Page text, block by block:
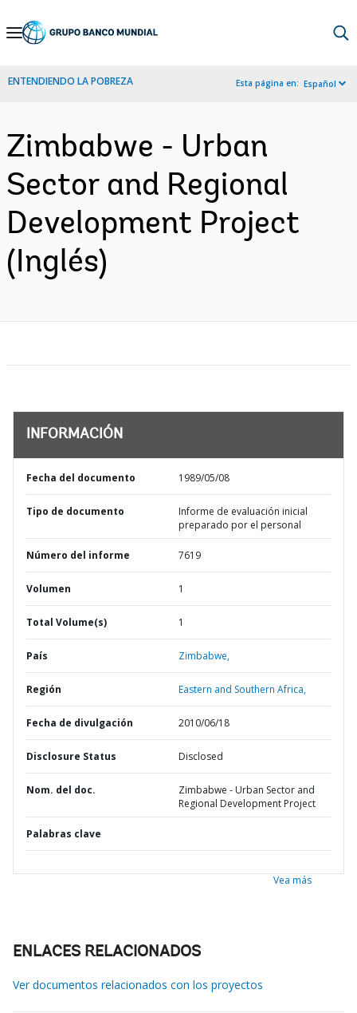
Skip
Navigation
ENTENDIENDO LA POBREZA Esta página en: Español
Zimbabwe - Urban
Sector and Regional
Development Project
(Inglés)
INFORMACIÓN
Fecha del documento 1989/05/08
Tipo de documento
Informe de evaluación inicial
preparado por el personal
Número del informe 7619
Volumen 1
Total Volume(s) 1
País Zimbabwe,
Región Eastern and Southern Africa,
Fecha de divulgación 2010/06/18
Disclosure Status Disclosed
Nom. del doc.
Zimbabwe - Urban Sector and
Regional Development Project
Palabras clave
Vea más
ENLACES RELACIONADOS
Ver documentos relacionados con los proyectos